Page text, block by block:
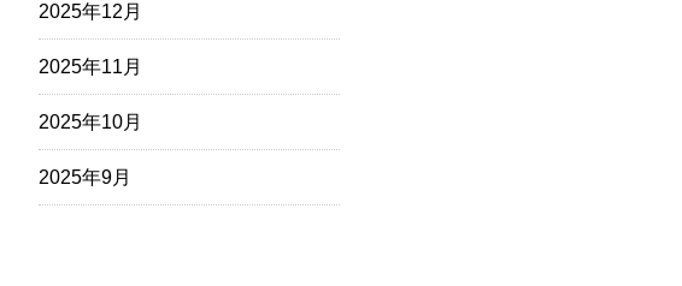
2025年12月
2025年11月
2025年10月
2025年9月